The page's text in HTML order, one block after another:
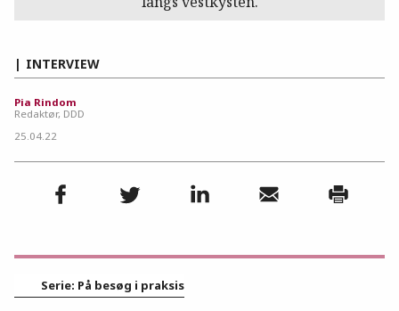
INTERVIEW
Pia Rindom
Redaktør, DDD
25.04.22
Serie: På besøg i praksis